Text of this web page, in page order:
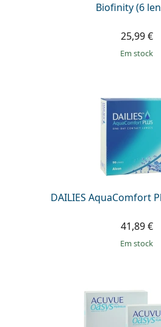
Biofinity (6
25,99 €
em stock
DAILIES AquaComfort
41,89 €
em stock